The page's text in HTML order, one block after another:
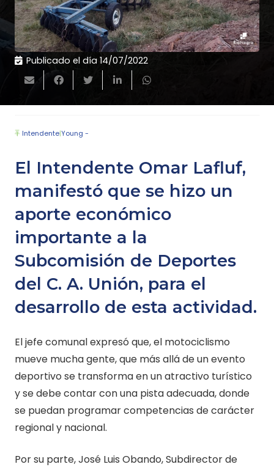
Publicado el día 14/07/2022
Intendente|Young -
El Intendente Omar Lafluf,
manifestó que se hizo un
aporte económico
importante a la
Subcomisión de Deportes
del C. A. Unión, para el
desarrollo de esta actividad.
El jefe comunal expresó que, el motociclismo
mueve mucha gente, que más allá de un evento
deportivo se transforma en un atractivo turístico
y se debe contar con una pista adecuada, donde
se puedan programar competencias de carácter
regional y nacional.
Por su parte, José Luis Obando, Subdirector de